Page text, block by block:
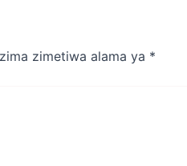
zimetiwa alama ya *